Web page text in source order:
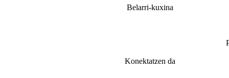
Belarri-kuxina
Konektatzen da